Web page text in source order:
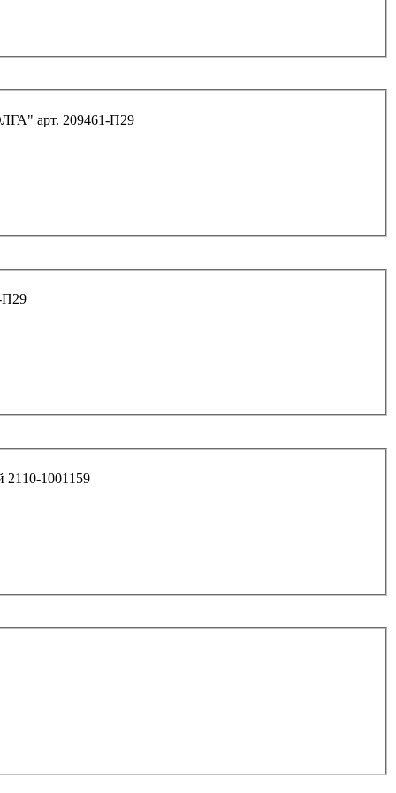
Болт М10*48*1 6.8 соединительный рессоры "ВОЛГА" арт. 209461-П29
201521-П29
1001159